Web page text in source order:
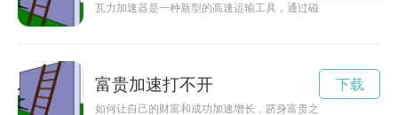
瓦力加速器是一种新型的高速运输工具，通过磁悬浮技术和能
富贵加速打不开
如何让自己的财富和成功加速增长，跻身富贵之列？本文将为你
下载